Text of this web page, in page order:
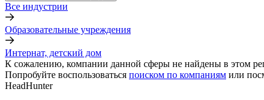
Все индустрии
Образовательные учреждения
Интернат, детский дом
К сожалению, компании данной сферы не найдены в этом
Попробуйте воспользоваться поиском по компаниям или
HeadHunter